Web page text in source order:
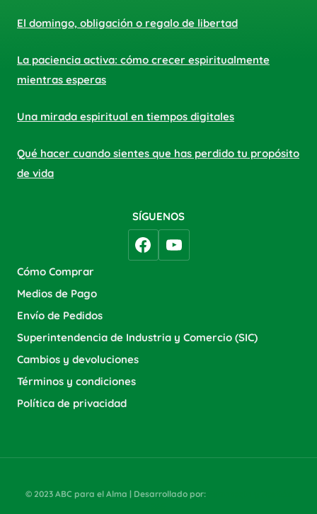
El domingo, obligación o regalo de libertad
La paciencia activa: cómo crecer espiritualmente
mientras esperas
Una mirada espiritual en tiempos digitales
Qué hacer cuando sientes que has perdido tu propósito
de vida
SÍGUENOS
Cómo Comprar
Medios de Pago
Envío de Pedidos
Superintendencia de Industria y Comercio (SIC)
Cambios y devoluciones
Términos y condiciones
Política de privacidad
© 2023 ABC para el Alma | Desarrollado por: